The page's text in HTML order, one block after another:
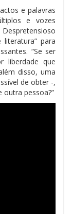
e palavras
e vozes
para
“Se ser
liberdade que
disso, uma
de obter -,
outra pessoa?”